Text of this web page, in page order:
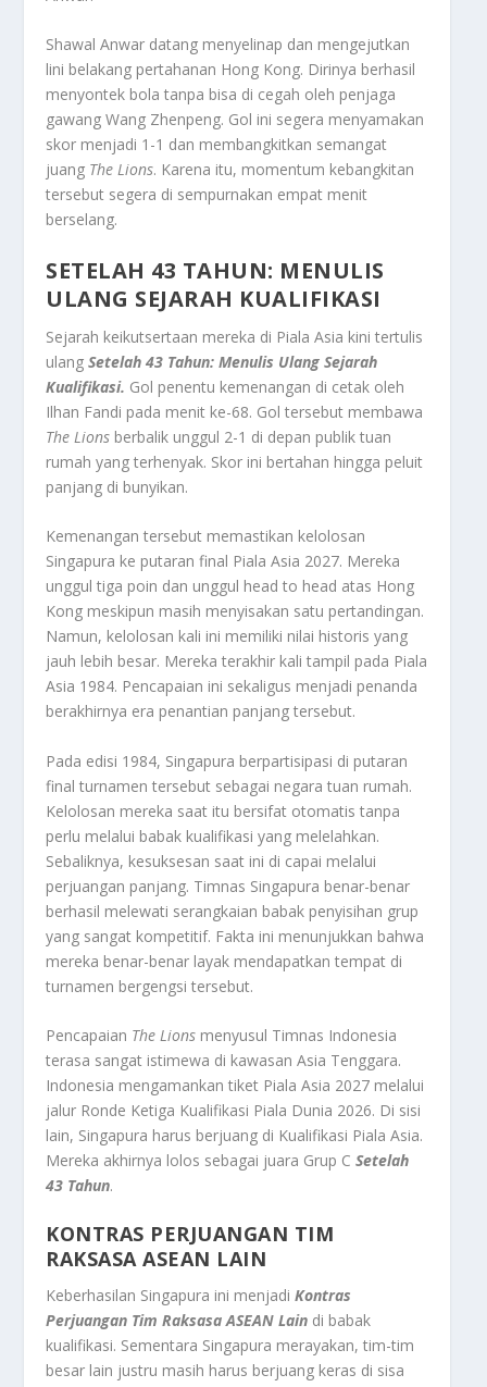
Shawal Anwar datang menyelinap dan mengejutkan
lini belakang pertahanan Hong Kong. Dirinya berhasil
menyontek bola tanpa bisa di cegah oleh penjaga
gawang Wang Zhenpeng. Gol ini segera menyamakan
skor menjadi 1-1 dan membangkitkan semangat
juang The Lions. Karena itu, momentum kebangkitan
tersebut segera di sempurnakan empat menit
berselang.
SETELAH 43 TAHUN: MENULIS
ULANG SEJARAH KUALIFIKASI
Sejarah keikutsertaan mereka di Piala Asia kini tertulis
ulangSetelah 43 Tahun: Menulis Ulang Sejarah
Kualifikasi. Gol penentu kemenangan di cetak oleh
Ilhan Fandi pada menit ke-68. Gol tersebut membawa
The Lions berbalik unggul 2-1 di depan publik tuan
rumah yang terhenyak. Skor ini bertahan hingga peluit
panjang di bunyikan.
Kemenangan tersebut memastikan kelolosan
Singapura ke putaran final Piala Asia 2027. Mereka
unggul tiga poin dan unggul head to head atas Hong
Kong meskipun masih menyisakan satu pertandingan.
Namun, kelolosan kali ini memiliki nilai historis yang
jauh lebih besar. Mereka terakhir kali tampil pada Piala
Asia 1984. Pencapaian ini sekaligus menjadi penanda
berakhirnya era penantian panjang tersebut.
Pada edisi 1984, Singapura berpartisipasi di putaran
final turnamen tersebut sebagai negara tuan rumah.
Kelolosan mereka saat itu bersifat otomatis tanpa
perlu melalui babak kualifikasi yang melelahkan.
Sebaliknya, kesuksesan saat ini di capai melalui
perjuangan panjang. Timnas Singapura benar-benar
berhasil melewati serangkaian babak penyisihan grup
yang sangat kompetitif. Fakta ini menunjukkan bahwa
mereka benar-benar layak mendapatkan tempat di
turnamen bergengsi tersebut.
Pencapaian The Lions menyusul Timnas Indonesia
terasa sangat istimewa di kawasan Asia Tenggara.
Indonesia mengamankan tiket Piala Asia 2027 melalui
jalur Ronde Ketiga Kualifikasi Piala Dunia 2026. Di sisi
lain, Singapura harus berjuang di Kualifikasi Piala Asia.
Mereka akhirnya lolos sebagai juara Grup CSetelah
43 Tahun.
KONTRAS PERJUANGAN TIM
RAKSASA ASEAN LAIN
Keberhasilan Singapura ini menjadiKontras
Perjuangan Tim Raksasa ASEAN Lain di babak
kualifikasi. Sementara Singapura merayakan, tim-tim
besar lain justru masih harus berjuang keras di sisa